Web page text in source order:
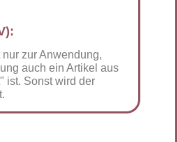
zur Anwendung,
auch ein Artikel aus
ist. Sonst wird der